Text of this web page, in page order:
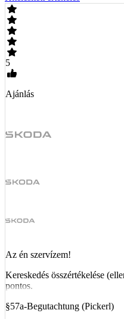
5
Ajánlás
Az én szervízem!
Kereskedés összértékelése
pontos.
§57a-Begutachtung (Pickerl)